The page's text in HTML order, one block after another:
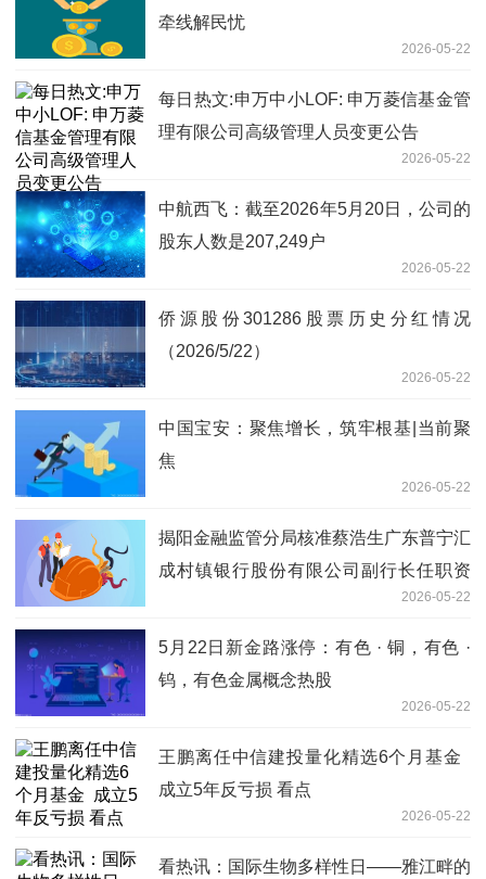
牵线解民忧
2026-05-22
每日热文:申万中小LOF: 申万菱信基金管
理有限公司高级管理人员变更公告
2026-05-22
中航西飞：截至2026年5月20日，公司的
股东人数是207,249户
2026-05-22
侨源股份301286股票历史分红情况
（2026/5/22）
2026-05-22
中国宝安：聚焦增长，筑牢根基|当前聚
焦
2026-05-22
揭阳金融监管分局核准蔡浩生广东普宁汇
成村镇银行股份有限公司副行长任职资
2026-05-22
5月22日新金路涨停：有色 · 铜，有色 ·
钨，有色金属概念热股
2026-05-22
王鹏离任中信建投量化精选6个月基金
成立5年反亏损 看点
2026-05-22
看热讯：国际生物多样性日——雅江畔的